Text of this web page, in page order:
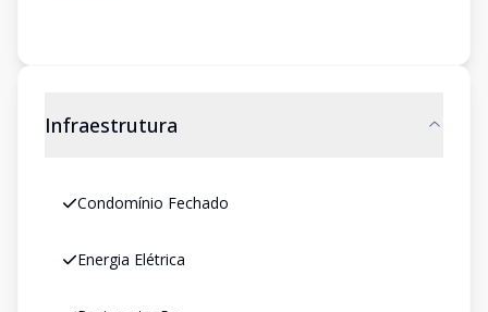
Infraestrutura
Condomínio Fechado
Energia Elétrica